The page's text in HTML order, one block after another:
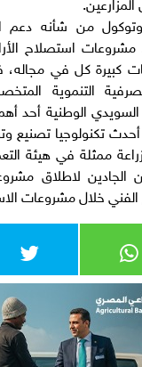
من شأنه دعم
مشروعات استصلاح
كبيرة كل في مجاله،
التنموية
السويدي الوطنية أحد
تكنولوجيا تصنيع
ممثلة في هيئة
الجادين لاطلاق
خلال مشروعات